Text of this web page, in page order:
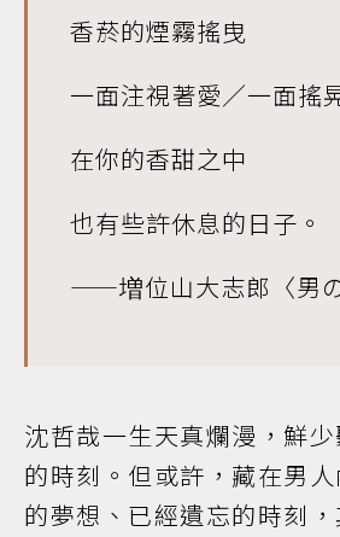
香菸的煙霧搖曳
一面注視著愛／一面搖
在你的香甜之中
也有些許休息的日子。
——増位山大志郎〈男の
沈哲哉一生天真爛漫，鮮
的時刻。但或許，藏在男
的夢想、已經遺忘的時刻